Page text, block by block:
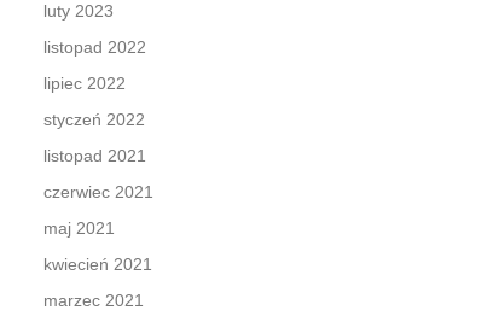
luty 2023
listopad 2022
lipiec 2022
styczeń 2022
listopad 2021
czerwiec 2021
maj 2021
kwiecień 2021
marzec 2021